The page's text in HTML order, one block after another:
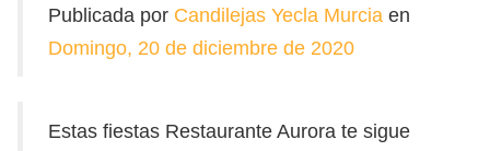
Publicada por Candilejas Yecla Murcia en
Domingo, 20 de diciembre de 2020
Estas fiestas Restaurante Aurora te sigue